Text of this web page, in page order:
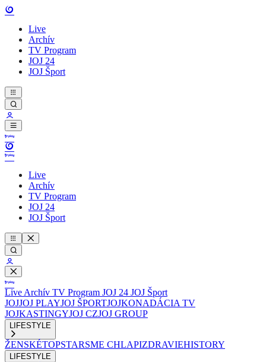
Live
Archív
TV Program
JOJ 24
JOJ Šport
Live
Archív
TV Program
JOJ 24
JOJ Šport
Live Archív TV Program JOJ 24 JOJ Šport
JOJJOJ PLAYJOJ ŠPORTJOJKONADÁCIA TV
JOJKASTINGYJOJ CZJOJ GROUP
LIFESTYLE
ŽENSKÉTOPSTARSME CHLAPIZDRAVIEHISTORY
LIFESTYLE